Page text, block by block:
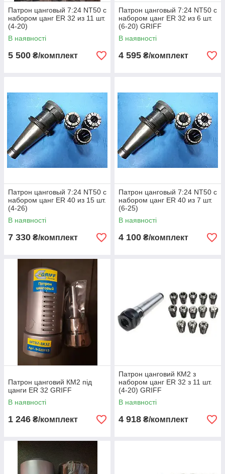
Патрон цанговый 7:24 NT50 с
набором цанг ЕR 32 из 11 шт.
(4-20)
В наявності
5 500 ₴/комплект
Патрон цанговый 7:24 NT50 с
набором цанг ЕR 32 из 6 шт.
(6-20) GRIFF
В наявності
4 595 ₴/комплект
Патрон цанговый 7:24 NT50 с
набором цанг ЕR 40 из 15 шт.
(4-26)
В наявності
7 330 ₴/комплект
Патрон цанговый 7:24 NT50 с
набором цанг ЕR 40 из 7 шт.
(6-25)
В наявності
4 100 ₴/комплект
Патрон цанговий КМ2 під
цанги ЕR 32 GRIFF
В наявності
1 246 ₴/комплект
Патрон цанговий КМ2 з
набором цанг ЕR 32 з 11 шт.
(4-20) GRIFF
В наявності
4 918 ₴/комплект